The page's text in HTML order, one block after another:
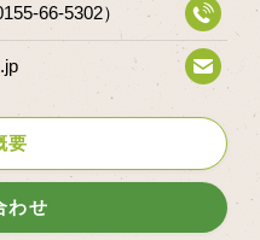
66-5302）
要
わせ